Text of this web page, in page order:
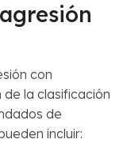
con
la clasificación
de
incluir: